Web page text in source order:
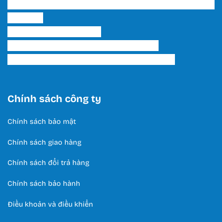
Chính sách công ty
Chính sách bảo mật
Chính sách giao hàng
Chính sách đổi trả hàng
Chính sách bảo hành
Điều khoản và điều khiển